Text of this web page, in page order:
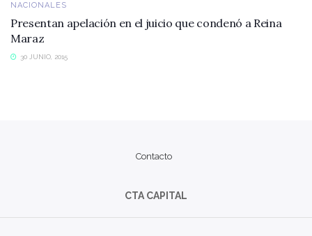
NACIONALES
Presentan apelación en el juicio que condenó a Reina
Maraz
30 JUNIO, 2015
Contacto
CTA CAPITAL